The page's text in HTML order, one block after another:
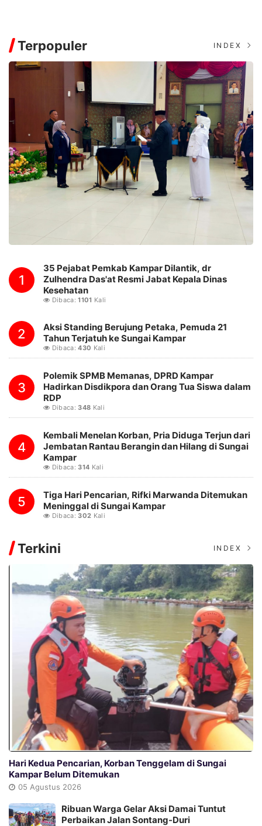
Terpopuler INDEX
1
35 Pejabat Pemkab Kampar Dilantik, dr
Zulhendra Das'at Resmi Jabat Kepala Dinas
Kesehatan
Dibaca:1101 Kali
2
Aksi Standing Berujung Petaka, Pemuda 21
Tahun Terjatuh ke Sungai Kampar
Dibaca:430 Kali
3
Polemik SPMB Memanas, DPRD Kampar
Hadirkan Disdikpora dan Orang Tua Siswa dalam
RDP
Dibaca:348 Kali
4
Kembali Menelan Korban, Pria Diduga Terjun dari
Jembatan Rantau Berangin dan Hilang di Sungai
Kampar
Dibaca:314 Kali
5
Tiga Hari Pencarian, Rifki Marwanda Ditemukan
Meninggal di Sungai Kampar
Dibaca:302 Kali
Terkini INDEX
Hari Kedua Pencarian, Korban Tenggelam di Sungai
Kampar Belum Ditemukan
05 Agustus 2026
Ribuan Warga Gelar Aksi Damai Tuntut
Perbaikan Jalan Sontang-Duri